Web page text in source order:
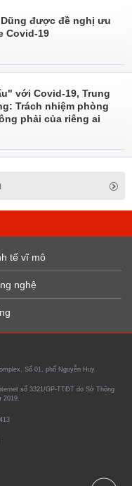
được đề nghị ưu
Covid-19
với Covid-19, Trung
Trách nhiệm phòng
phải của riêng ai
tế vĩ mô
nghệ
Số 01, phố Nguyễn Huy
số 3321/GP-TTĐT do Sở Thông
2019.